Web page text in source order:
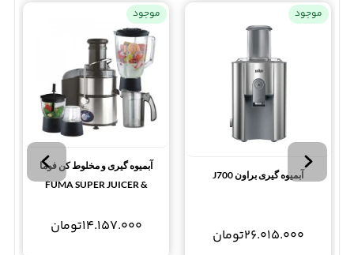
موجود
آبمیوه گیری براون J700
26.015.000تومان
موجود
آبمیوه گیری و مخلوط کن فوما
FUMA SUPER JUICER &
14.157.000تومان